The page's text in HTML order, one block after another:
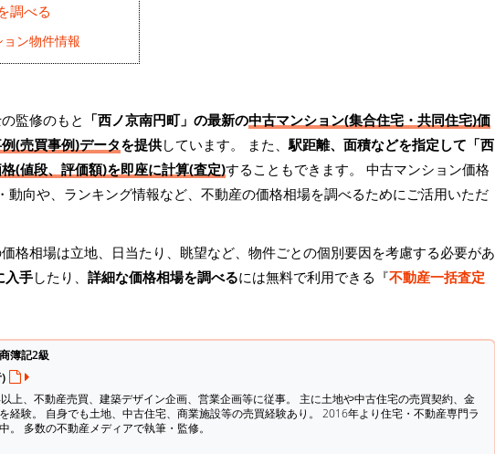
調べる
ン物件情報
監修のもと 「西ノ京南円町」の最新の中古マンション(集合住宅・共同住宅)価
(売買事例)データを提供しています。 また、 駅距離、面積などを指定して「西
(値段、評価額)を即座に計算(査定)することもできます。 中古マンション価格
動向や、ランキング情報など、不動産の価格相場を調べるためにご活用いただ
格相場は立地、日当たり、眺望など、物件ごとの個別要因を考慮する必要があ
入手したり、 詳細な価格相場を調べるには無料で利用できる『不動産一括査定
簿記2級
上、不動産売買、建築デザイン企画、営業企画等に従事。 主に土地や中古住宅の売買契約、金
経験。 自身でも土地、中古住宅、商業施設等の売買経験あり。 2016年より住宅・不動産専門ラ
。 多数の不動産メディアで執筆・監修。